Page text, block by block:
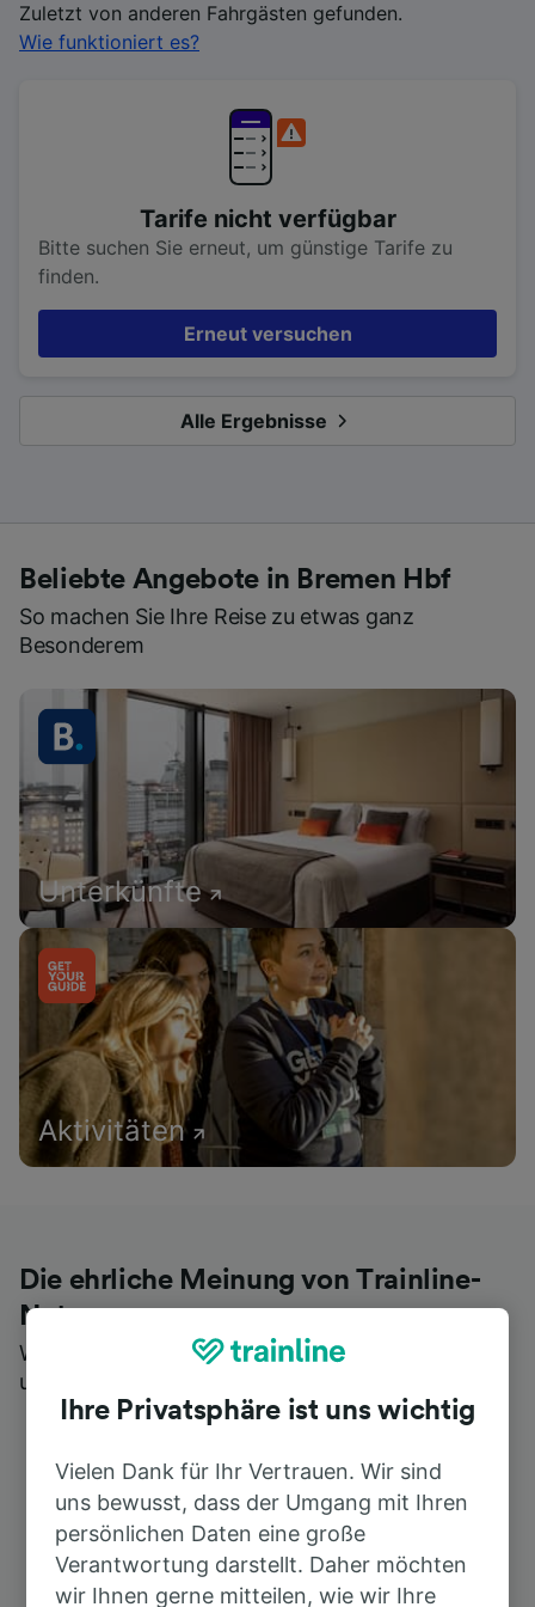
Zuletzt von anderen Fahrgästen gefunden.
Wie funktioniert es?
Tarife nicht verfügbar
Bitte suchen Sie erneut, um günstige Tarife zu
finden.
Erneut versuchen
Alle Ergebnisse
Beliebte Angebote in Bremen Hbf
So machen Sie Ihre Reise zu etwas ganz
Besonderem
Unterkünfte
Aktivitäten
Die ehrliche Meinung von Trainline-
Nutzern
Wer könnte Ihnen besseres Feedback geben als
unsere Kunden selbst?
Ihre Privatsphäre ist uns wichtig
Vielen Dank für Ihr Vertrauen. Wir sind
uns bewusst, dass der Umgang mit Ihren
persönlichen Daten eine große
Verantwortung darstellt. Daher möchten
wir Ihnen gerne mitteilen, wie wir Ihre